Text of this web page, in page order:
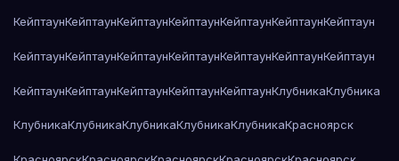
КейптаунКейптаунКейптаунКейптаунКейптаунКейптаунКейптаун
КейптаунКейптаунКейптаунКейптаунКейптаунКейптаунКейптаун
КейптаунКейптаунКейптаунКейптаунКейптаунКлубникаКлубника
КлубникаКлубникаКлубникаКлубникаКлубникаКрасноярск